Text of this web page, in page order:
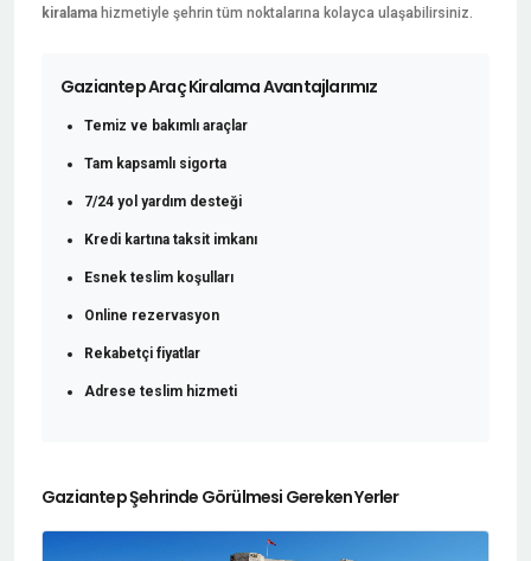
kiralama hizmetiyle şehrin tüm noktalarına kolayca ulaşabilirsiniz.
Gaziantep Araç Kiralama Avantajlarımız
Temiz ve bakımlı araçlar
Tam kapsamlı sigorta
7/24 yol yardım desteği
Kredi kartına taksit imkanı
Esnek teslim koşulları
Online rezervasyon
Rekabetçi fiyatlar
Adrese teslim hizmeti
Gaziantep Şehrinde Görülmesi Gereken Yerler